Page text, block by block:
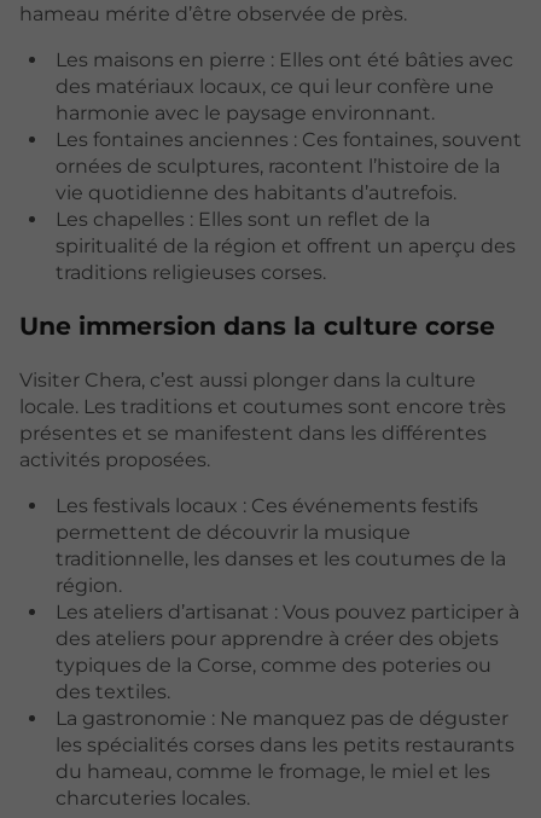
hameau mérite d’être observée de près.
Les maisons en pierre : Elles ont été bâties avec
des matériaux locaux, ce qui leur confère une
harmonie avec le paysage environnant.
Les fontaines anciennes : Ces fontaines, souvent
ornées de sculptures, racontent l’histoire de la
vie quotidienne des habitants d’autrefois.
Les chapelles : Elles sont un reflet de la
spiritualité de la région et offrent un aperçu des
traditions religieuses corses.
Une immersion dans la culture corse
Visiter Chera, c’est aussi plonger dans la culture
locale. Les traditions et coutumes sont encore très
présentes et se manifestent dans les différentes
activités proposées.
Les festivals locaux : Ces événements festifs
permettent de découvrir la musique
traditionnelle, les danses et les coutumes de la
région.
Les ateliers d’artisanat : Vous pouvez participer à
des ateliers pour apprendre à créer des objets
typiques de la Corse, comme des poteries ou
des textiles.
La gastronomie : Ne manquez pas de déguster
les spécialités corses dans les petits restaurants
du hameau, comme le fromage, le miel et les
charcuteries locales.